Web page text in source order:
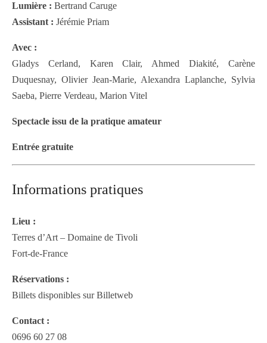
Lumière : Bertrand Caruge
Assistant : Jérémie Priam
Avec :
Gladys Cerland, Karen Clair, Ahmed Diakité, Carène
Duquesnay, Olivier Jean-Marie, Alexandra Laplanche, Sylvia
Saeba, Pierre Verdeau, Marion Vitel
Spectacle issu de la pratique amateur
Entrée gratuite
Informations pratiques
Lieu :
Terres d’Art – Domaine de Tivoli
Fort-de-France
Réservations :
Billets disponibles sur Billetweb
Contact :
0696 60 27 08